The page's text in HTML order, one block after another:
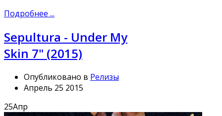
Подробнее ...
Sepultura - Under My
Skin 7" (2015)
Опубликовано в Релизы
Апрель 25 2015
25Апр